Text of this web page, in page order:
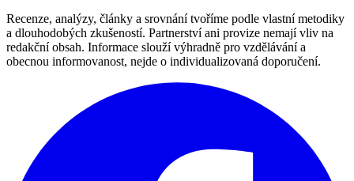
Recenze, analýzy, články a srovnání tvoříme podle vlastní metodiky
a dlouhodobých zkušeností. Partnerství ani provize nemají vliv na
redakční obsah. Informace slouží výhradně pro vzdělávání a
obecnou informovanost, nejde o individualizovaná doporučení.